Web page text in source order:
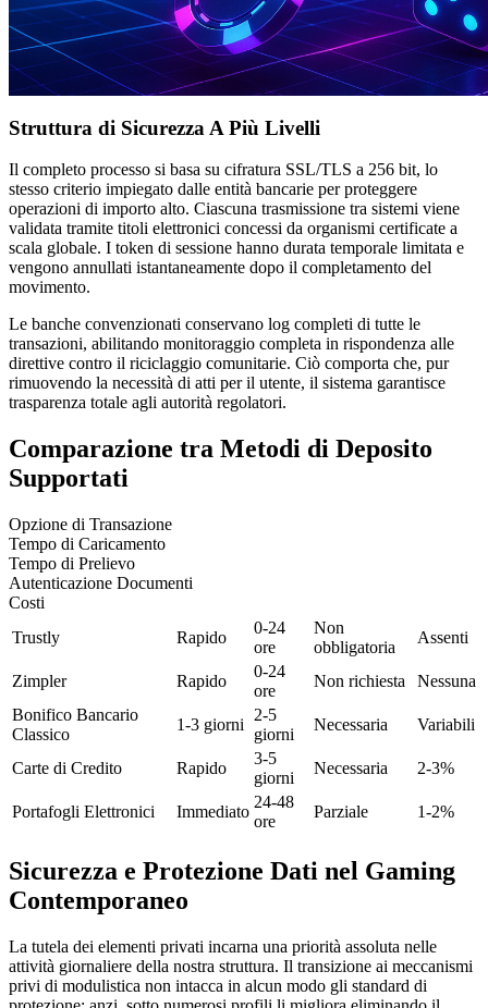
Struttura di Sicurezza A Più Livelli
Il completo processo si basa su cifratura SSL/TLS a 256 bit, lo
stesso criterio impiegato dalle entità bancarie per proteggere
operazioni di importo alto. Ciascuna trasmissione tra sistemi viene
validata tramite titoli elettronici concessi da organismi certificate a
scala globale. I token di sessione hanno durata temporale limitata e
vengono annullati istantaneamente dopo il completamento del
movimento.
Le banche convenzionati conservano log completi di tutte le
transazioni, abilitando monitoraggio completa in rispondenza alle
direttive contro il riciclaggio comunitarie. Ciò comporta che, pur
rimuovendo la necessità di atti per il utente, il sistema garantisce
trasparenza totale agli autorità regolatori.
Comparazione tra Metodi di Deposito
Supportati
Opzione di Transazione
Tempo di Caricamento
Tempo di Prelievo
Autenticazione Documenti
Costi
Trustly
Rapido
0-24
ore
Non
obbligatoria
Assenti
Zimpler Rapido
0-24
ore
Non richiesta
Nessuna
Bonifico Bancario
Classico
1-3 giorni
2-5
giorni
Necessaria Variabili
Carte di Credito Rapido
3-5
giorni
Necessaria 2-3%
Portafogli Elettronici Immediato
24-48
ore
Parziale 1-2%
Sicurezza e Protezione Dati nel Gaming
Contemporaneo
La tutela dei elementi privati incarna una priorità assoluta nelle
attività giornaliere della nostra struttura. Il transizione ai meccanismi
privi di modulistica non intacca in alcun modo gli standard di